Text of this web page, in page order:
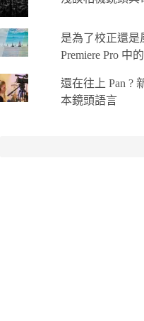
是為了校正還是
Premiere Pro 中
還在往上 Pan ?
本鏡頭語言